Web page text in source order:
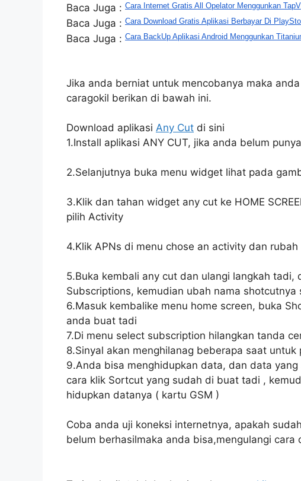
Baca Juga : Cara Internet Gratis All Opelator Menggunkan
Baca Juga : Cara Download Gratis Aplikasi Berbayar Di
Baca Juga : Cara BackUp Aplikasi Android Menggunkan
Jika anda berniat untuk mencobanya maka
caragokil berikan di bawah ini.
Download aplikasi Any Cut di sini
1.Install aplikasi ANY CUT, jika anda belum
2.Selanjutnya buka menu widget lihat pada
3.Klik dan tahan widget any cut ke HOME
pilih Activity
4.Klik APNs di menu chose an activity dan
5.Buka kembali any cut dan ulangi langkah
Subscriptions, kemudian ubah nama
6.Masuk kembalike menu home screen, buka
anda buat tadi
7.Di menu select subscription hilangkan tanda
8.Sinyal akan menghilanag beberapa saat untuk
9.Anda bisa menghidupkan data, dan data
cara klik Sortcut yang sudah di buat tadi ,
hidupkan datanya ( kartu GSM )
Coba anda uji koneksi internetnya, apakah
belum berhasilmaka anda bisa,mengulangi cara